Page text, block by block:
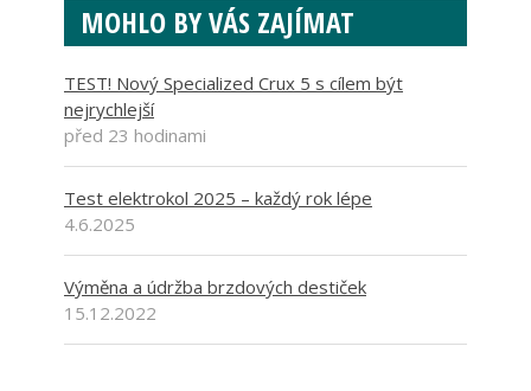
MOHLO BY VÁS ZAJÍMAT
TEST! Nový Specialized Crux 5 s cílem být
nejrychlejší
před 23 hodinami
Test elektrokol 2025 – každý rok lépe
4.6.2025
Výměna a údržba brzdových destiček
15.12.2022